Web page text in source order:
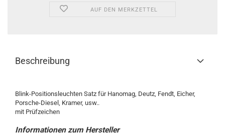
AUF DEN MERKZETTEL
Beschreibung
Blink-Positionsleuchten Satz für Hanomag, Deutz, Fendt, Eicher,
Porsche-Diesel, Kramer, usw..
mit Prüfzeichen